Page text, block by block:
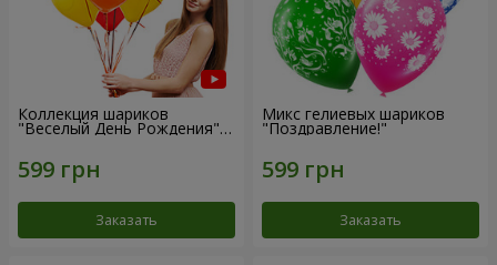
Коллекция шариков
"Веселый День Рождения" -
7 шариков
Заказать
Микс гелиевых шариков
"Поздравление!"
Заказать